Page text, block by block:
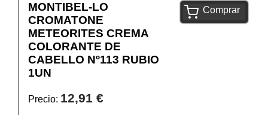
MONTIBEL-LO
CROMATONE
METEORITES CREMA
COLORANTE DE
CABELLO Nº113 RUBIO
1UN
Precio: 12,91 €
Comprar